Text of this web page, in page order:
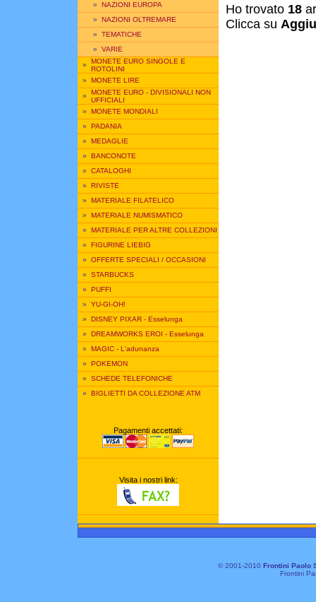
» NAZIONI EUROPA
» NAZIONI OLTREMARE
» TEMATICHE
» VARIE
» MONETE EURO SINGOLE E
ROTOLINI
» MONETE LIRE
» MONETE EURO - DIVISIONALI NON
UFFICIALI
» MONETE MONDIALI
» PADANIA
» MEDAGLIE
» BANCONOTE
» CATALOGHI
» RIVISTE
» MATERIALE FILATELICO
» MATERIALE NUMISMATICO
» MATERIALE PER ALTRE COLLEZIONI
» FIGURINE LIEBIG
» OFFERTE SPECIALI / OCCASIONI
» STARBUCKS
» PUFFI
» YU-GI-OH!
» DISNEY PIXAR - Esselunga
» DREAMWORKS EROI - Esselunga
» MAGIC - L'adunanza
» POKEMON
» SCHEDE TELEFONICHE
» BIGLIETTI DA COLLEZIONE ATM
Pagamenti accettati:
Visita i nostri link:
Ho trovato 18
Clicca su
© 2001-2010 Frontini Paolo
Frontini